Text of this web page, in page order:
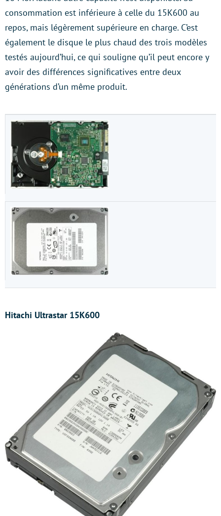
consommation est inférieure à celle du 15K600 au
repos, mais légèrement supérieure en charge. C’est
également le disque le plus chaud des trois modèles
testés aujourd’hui, ce qui souligne qu’il peut encore y
avoir des différences significatives entre deux
générations d’un même produit.
Hitachi Ultrastar 15K600